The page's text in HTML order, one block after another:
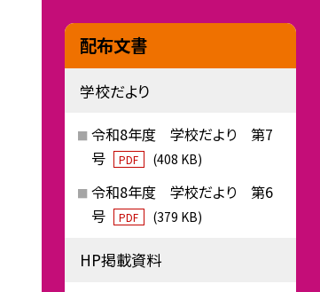
配布文書
学校だより
令和8年度 学校だより 第7
号
PDF (408 KB)
令和8年度 学校だより 第6
号
PDF (379 KB)
HP掲載資料